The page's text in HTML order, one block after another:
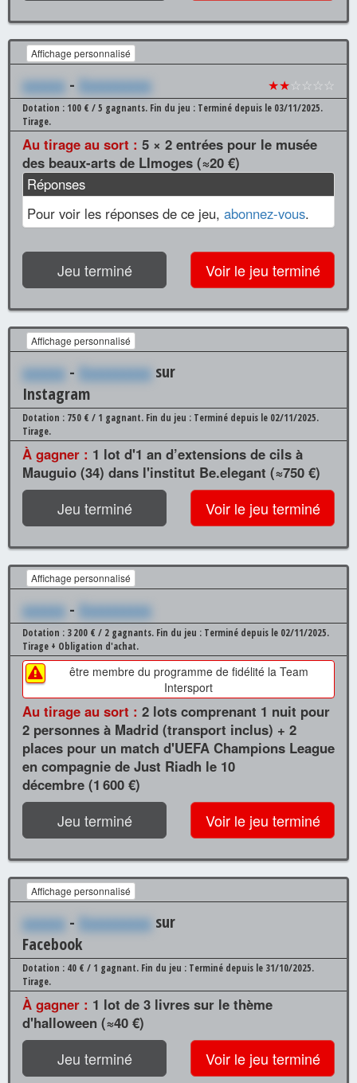
Affichage personnalisé
xxxxxx - Xxxxxxxxxx ★★☆☆☆☆
Dotation : 100 € / 5 gagnants. Fin du jeu : Terminé depuis le 03/11/2025.
Tirage.
Au tirage au sort : 5 × 2 entrées pour le musée
des beaux-arts de LImoges (≈20 €)
Réponses
Pour voir les réponses de ce jeu, abonnez-vous.
Jeu terminé Voir le jeu terminé
Affichage personnalisé
xxxxxx - Xxxxxxxxxx sur
Instagram
Dotation : 750 € / 1 gagnant. Fin du jeu : Terminé depuis le 02/11/2025.
Tirage.
À gagner : 1 lot d'1 an d’extensions de cils à
Mauguio (34) dans l'institut Be.elegant (≈750 €)
Jeu terminé Voir le jeu terminé
Affichage personnalisé
xxxxxx - Xxxxxxxxxx
Dotation : 3 200 € / 2 gagnants. Fin du jeu : Terminé depuis le 02/11/2025.
Tirage + Obligation d'achat.
être membre du programme de fidélité la Team
Intersport
Au tirage au sort : 2 lots comprenant 1 nuit pour
2 personnes à Madrid (transport inclus) + 2
places pour un match d'UEFA Champions League
en compagnie de Just Riadh le 10
décembre (1 600 €)
Jeu terminé Voir le jeu terminé
Affichage personnalisé
xxxxxx - Xxxxxxxxxx sur
Facebook
Dotation : 40 € / 1 gagnant. Fin du jeu : Terminé depuis le 31/10/2025.
Tirage.
À gagner : 1 lot de 3 livres sur le thème
d'halloween (≈40 €)
Jeu terminé Voir le jeu terminé